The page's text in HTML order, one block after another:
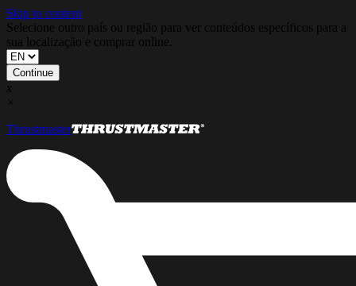
Skip to content
Selecione outro país ou região para ver conteúdos específicos para a
sua localização e comprar online.
Continue
x
×
Thrustmaster